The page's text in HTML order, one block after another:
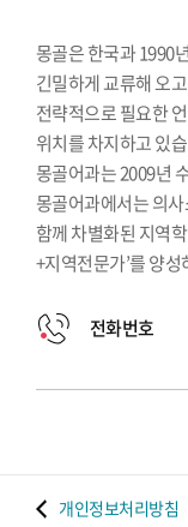
몽골은 한국과 1990
긴밀하게 교류해 오
전략적으로 필요한
위치를 차지하고 있
몽골어과는 2009년
몽골어과에서는 의
함께 차별화된 지역
+지역전문가’를 양
전화번호
개인정보처리방침